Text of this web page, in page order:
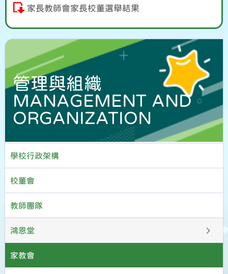
家長教師會家長校董選舉結果
管理與組織
MANAGEMENT AND
ORGANIZATION
學校行政架構
校董會
教師團隊
鴻恩堂
家教會